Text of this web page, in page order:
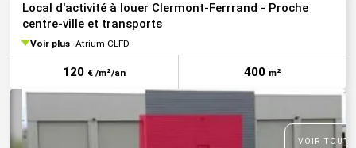
Local d'activité à louer Clermont-Ferrrand - Proche
centre-ville et transports
Voir plus Atrium CLFD
120 € /m²/an 400 m²
VOIR